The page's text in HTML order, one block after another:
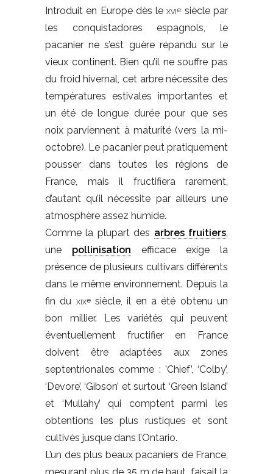
Introduit en Europe dès lexvie siècle par
les conquistadores espagnols, le
pacanier ne s’est guère répandu sur le
vieux continent. Bien qu’il ne souffre pas
du froid hivernal, cet arbre nécessite des
températures estivales importantes et
un été de longue durée pour que ses
noix parviennent à maturité (vers la mi-
octobre). Le pacanier peut pratiquement
pousser dans toutes les régions de
France, mais il fructifiera rarement,
d’autant qu’il nécessite par ailleurs une
atmosphère assez humide.
Comme la plupart des arbres fruitiers
une pollinisation efficace exige la
présence de plusieurs cultivars différents
dans le même environnement. Depuis la
fin du xixesiècle, il en a été obtenu un
bon millier. Les variétés qui peuvent
éventuellement fructifier en France
doivent être adaptées aux zones
septentrionales comme : ’Chief’, ‘Colby’,
‘Devore’, ‘Gibson’ et surtout ‘Green Island’
et ‘Mullahy’ qui comptent parmi les
obtentions les plus rustiques et sont
cultivés jusque dans l’Ontario.
L’un des plus beaux pacaniers de France,